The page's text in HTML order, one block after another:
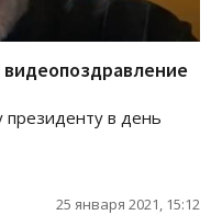
президенту в день
25 января 2021, 15:12